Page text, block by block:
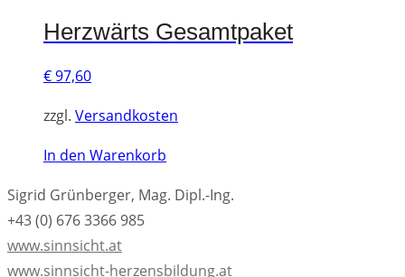
Herzwärts Gesamtpaket
€97,60
zzgl. Versandkosten
In den Warenkorb
Sigrid Grünberger, Mag. Dipl.-Ing.
+43 (0) 676 3366 985
www.sinnsicht.at
www.sinnsicht-herzensbildung.at